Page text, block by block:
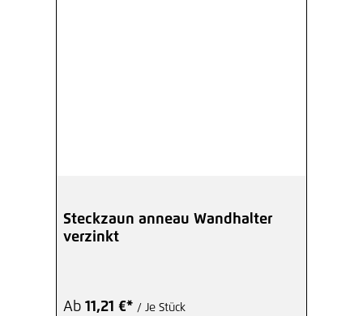
Steckzaun anneau Wandhalter
verzinkt
Ab 11,21 €* / Je Stück